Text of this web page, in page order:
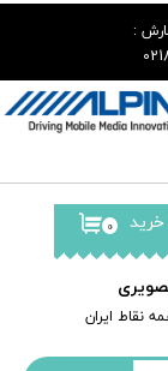
نقاط ایران
:
۰